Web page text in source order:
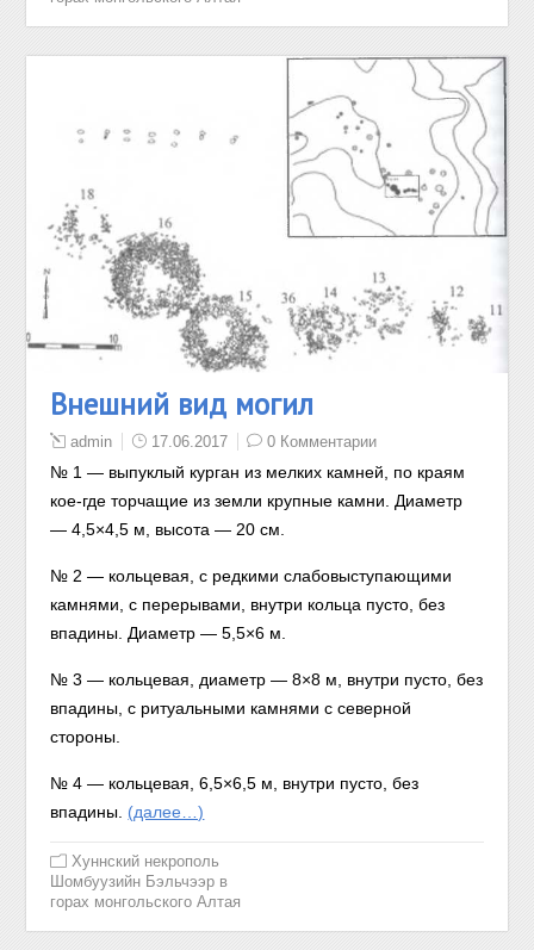
Внешний вид могил
admin 17.06.2017 0 Комментарии
№ 1 — выпуклый курган из мелких камней, по краям
кое-где торчащие из земли крупные камни. Диаметр
— 4,5×4,5 м, высота — 20 см.
№ 2 — кольцевая, с редкими слабовыступающими
камнями, с перерывами, внутри кольца пусто, без
впадины. Диаметр — 5,5×6 м.
№ 3 — кольцевая, диаметр — 8×8 м, внутри пусто, без
впадины, с ритуальными камнями с северной
стороны.
№ 4 — кольцевая, 6,5×6,5 м, внутри пусто, без
впадины. (далее…)
Хуннский некрополь
Шомбуузийн Бэльчээр в
горах монгольского Алтая